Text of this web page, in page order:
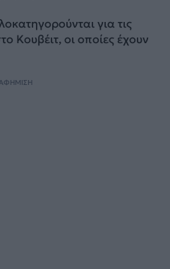
για τις
Κουβέιτ, οι οποίες έχουν